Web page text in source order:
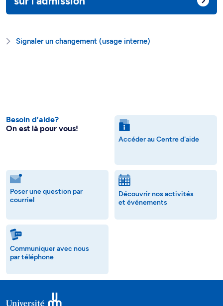
Signaler un changement (usage interne)
Besoin d’aide?
On est là pour vous!
Accéder au Centre d'aide
Poser une question par
courriel
Découvrir nos activités
et événements
Communiquer avec nous
par téléphone